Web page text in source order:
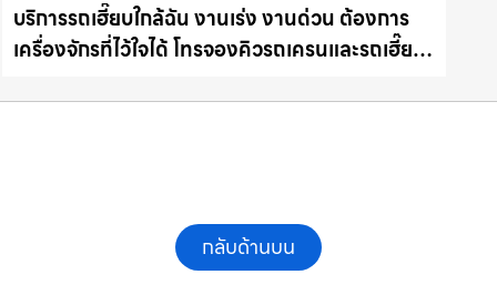
บริการรถเฮี๊ยบใกล้ฉัน งานเร่ง งานด่วน ต้องการ
เครื่องจักรที่ไว้ใจได้ โทรจองคิวรถเครนและรถเฮี๊ยบ
กลับด้านบน